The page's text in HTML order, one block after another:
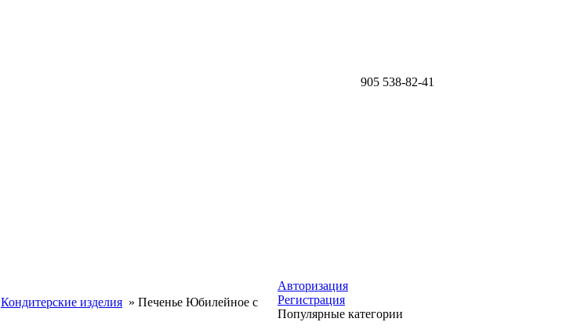
905 538-82-41
Кондитерские изделия » Печенье Юбилейное с
Авторизация
Регистрация
Популярные категории